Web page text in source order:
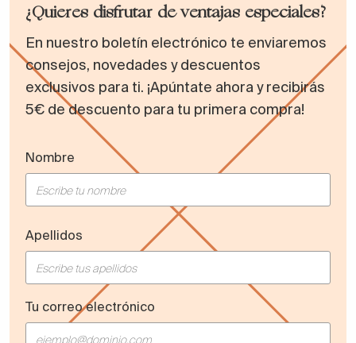
¿Quieres disfrutar de ventajas especiales?
En nuestro boletín electrónico te enviaremos
consejos, novedades y descuentos
exclusivos para ti. ¡Apúntate ahora y recibirás
5€ de descuento para tu primera compra!
Nombre
Apellidos
Tu correo electrónico